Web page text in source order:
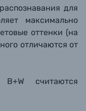
для
максимально
оттенки (на
отличаются от
считаются